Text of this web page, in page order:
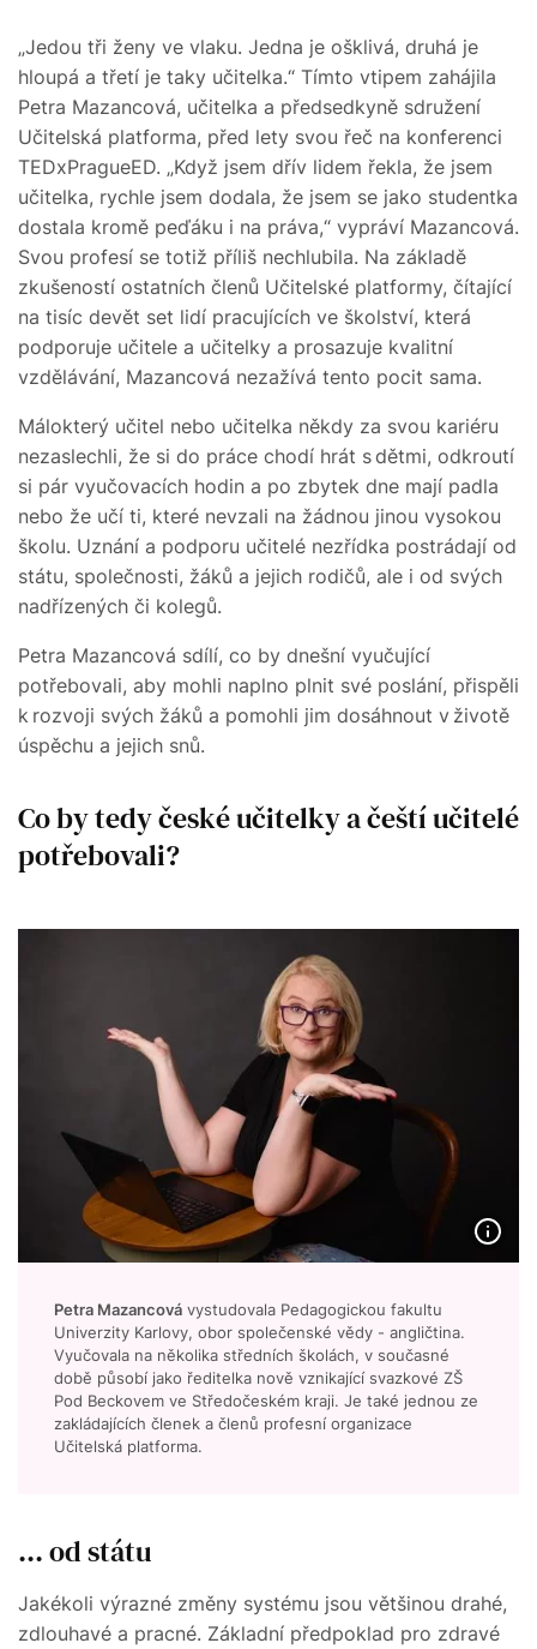
„Jedou tři ženy ve vlaku. Jedna je ošklivá, druhá je
hloupá a třetí je taky učitelka.“ Tímto vtipem zahájila
Petra Mazancová, učitelka a předsedkyně sdružení
Učitelská platforma, před lety svou řeč na konferenci
TEDxPragueED. „Když jsem dřív lidem řekla, že jsem
učitelka, rychle jsem dodala, že jsem se jako studentka
dostala kromě peďáku i na práva,“ vypráví Mazancová.
Svou profesí se totiž příliš nechlubila. Na základě
zkušeností ostatních členů Učitelské platformy, čítající
na tisíc devět set lidí pracujících ve školství, která
podporuje učitele a učitelky a prosazuje kvalitní
vzdělávání, Mazancová nezažívá tento pocit sama.
Málokterý učitel nebo učitelka někdy za svou kariéru
nezaslechli, že si do práce chodí hrát s dětmi, odkroutí
si pár vyučovacích hodin a po zbytek dne mají padla
nebo že učí ti, které nevzali na žádnou jinou vysokou
školu. Uznání a podporu učitelé nezřídka postrádají od
státu, společnosti, žáků a jejich rodičů, ale i od svých
nadřízených či kolegů.
Petra Mazancová sdílí, co by dnešní vyučující
potřebovali, aby mohli naplno plnit své poslání, přispěli
k rozvoji svých žáků a pomohli jim dosáhnout v životě
úspěchu a jejich snů.
Co by tedy české učitelky a čeští učitelé
potřebovali?
Petra Mazancová vystudovala Pedagogickou fakultu
Univerzity Karlovy, obor společenské vědy - angličtina.
Vyučovala na několika středních školách, v současné
době působí jako ředitelka nově vznikající svazkové ZŠ
Pod Beckovem ve Středočeském kraji. Je také jednou ze
zakládajících členek a členů profesní organizace
Učitelská platforma.
... od státu
Jakékoli výrazné změny systému jsou většinou drahé,
zdlouhavé a pracné. Základní předpoklad pro zdravé